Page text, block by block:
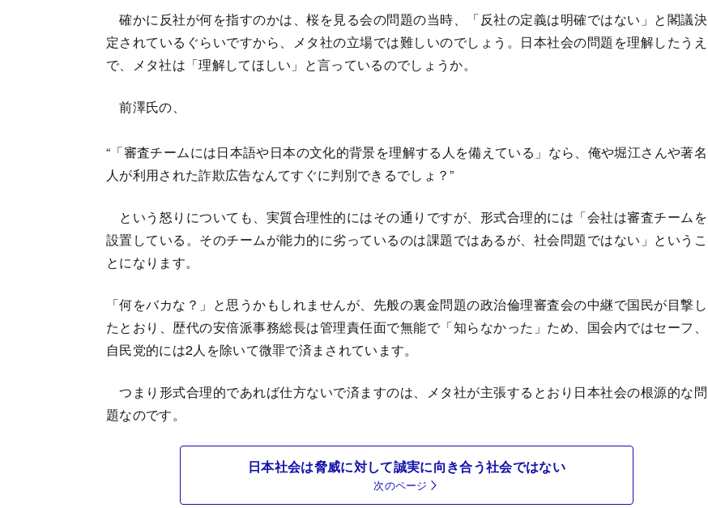
確かに反社が何を指すのかは、桜を見る会の問題の当時、「反社の定義は明確ではない」と閣議決
定されているぐらいですから、メタ社の立場では難しいのでしょう。日本社会の問題を理解したうえ
で、メタ社は「理解してほしい」と言っているのでしょうか。
前澤氏の、
“「審査チームには日本語や日本の文化的背景を理解する人を備えている」なら、俺や堀江さんや著名
人が利用された詐欺広告なんてすぐに判別できるでしょ？”
という怒りについても、実質合理性的にはその通りですが、形式合理的には「会社は審査チームを
設置している。そのチームが能力的に劣っているのは課題ではあるが、社会問題ではない」というこ
とになります。
「何をバカな？」と思うかもしれませんが、先般の裏金問題の政治倫理審査会の中継で国民が目撃し
たとおり、歴代の安倍派事務総長は管理責任面で無能で「知らなかった」ため、国会内ではセーフ、
自民党的には2人を除いて微罪で済まされています。
つまり形式合理的であれば仕方ないで済ますのは、メタ社が主張するとおり日本社会の根源的な問
題なのです。
日本社会は脅威に対して誠実に向き合う社会ではない
次のページ